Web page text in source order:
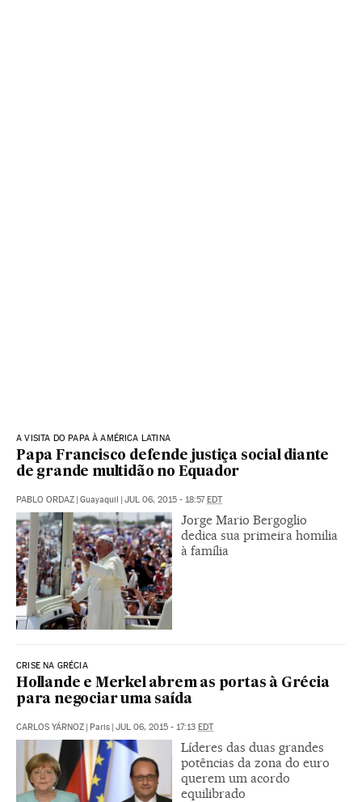
A VISITA DO PAPA À AMÉRICA LATINA
Papa Francisco defende justiça social diante
de grande multidão no Equador
PABLO ORDAZ | Guayaquil | JUL 06, 2015 - 18:57EDT
Jorge Mario Bergoglio
dedica sua primeira homilia
à família
CRISE NA GRÉCIA
Hollande e Merkel abrem as portas à Grécia
para negociar uma saída
CARLOS YÁRNOZ | Paris | JUL 06, 2015 - 17:13 EDT
Líderes das duas grandes
potências da zona do euro
querem um acordo
equilibrado